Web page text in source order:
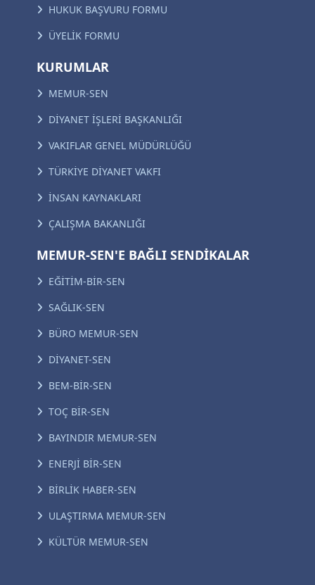
HUKUK BAŞVURU FORMU
ÜYELİK FORMU
KURUMLAR
MEMUR-SEN
DİYANET İŞLERİ BAŞKANLIĞI
VAKIFLAR GENEL MÜDÜRLÜĞÜ
TÜRKİYE DİYANET VAKFI
İNSAN KAYNAKLARI
ÇALIŞMA BAKANLIĞI
MEMUR-SEN'E BAĞLI SENDİKALAR
EĞİTİM-BİR-SEN
SAĞLIK-SEN
BÜRO MEMUR-SEN
DİYANET-SEN
BEM-BİR-SEN
TOÇ BİR-SEN
BAYINDIR MEMUR-SEN
ENERJİ BİR-SEN
BİRLİK HABER-SEN
ULAŞTIRMA MEMUR-SEN
KÜLTÜR MEMUR-SEN